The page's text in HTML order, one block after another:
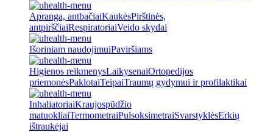
Apranga, antbačiaiKaukėsPirštinės,
antpirščiaiRespiratoriaiVeido skydai
Išoriniam naudojimuiPaviršiams
Higienos reikmenysLaikysenaiOrtopedijos
priemonėsPaklotaiTeipaiTraumų gydymui ir profilaktikai
InhaliatoriaiKraujospūdžio
matuokliaiTermometraiPulsoksimetraiSvarstyklėsErkių
ištraukėjai